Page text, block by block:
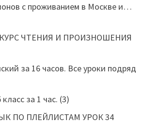
с проживанием в Москве и…
ЧТЕНИЯ И ПРОИЗНОШЕНИЯ
за 16 часов. Все уроки подряд
за 1 час. (3)
ПО ПЛЕЙЛИСТАМ УРОК 34